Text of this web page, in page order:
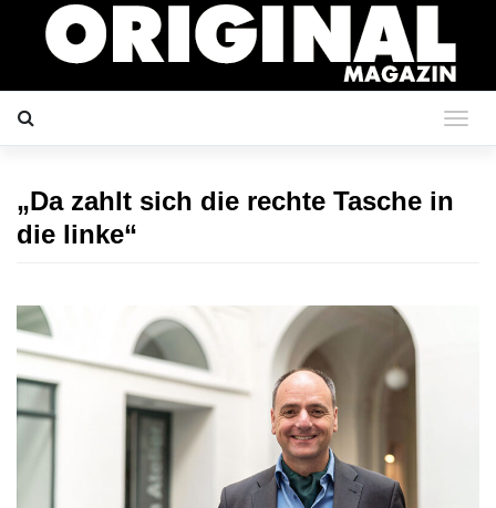
„Da zahlt sich die rechte Tasche in
die linke“